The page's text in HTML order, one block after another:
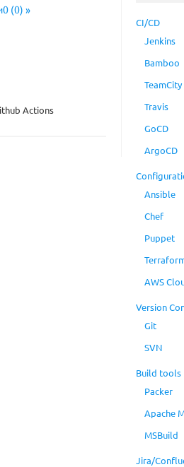
(0) »
Actions
CI/CD
Jenkins
Bamboo
TeamCity
Travis
GoCD
ArgoCD
Ansible
Chef
Puppet
AWS
Version
Git
SVN
Build tools
Packer
Apache
MSBuild
Jira/